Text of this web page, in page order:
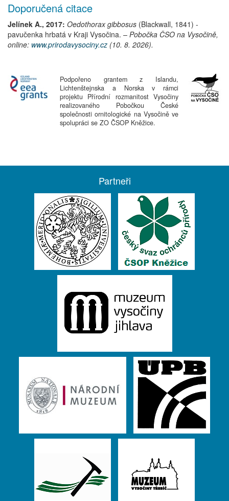
Doporučená citace
Jelínek A., 2017: Oedothorax gibbosus (Blackwall, 1841) -
pavučenka hrbatá v Kraji Vysočina. – Pobočka ČSO na Vysočině,
online: www.prirodavysociny.cz (10. 8. 2026).
Podpořeno grantem z Islandu,
Lichtenštejnska a Norska v rámci
projektu Přírodní rozmanitost Vysočiny
realizovaného Pobočkou České
společnosti ornitologické na Vysočině ve
spolupráci se ZO ČSOP Kněžice.
Partneři